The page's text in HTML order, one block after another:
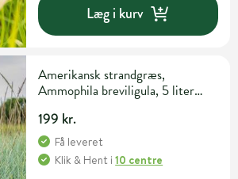
Læg i kurv
Amerikansk strandgræs,
Ammophila breviligula, 5 liter
199 kr.
Få leveret
Klik & Hent i10 centre